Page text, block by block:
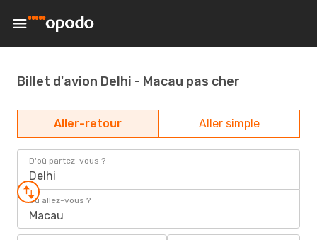
Billet d'avion Delhi - Macau pas cher
Aller-retour Aller simple
D'où partez-vous ?
Delhi
Où allez-vous ?
Macau